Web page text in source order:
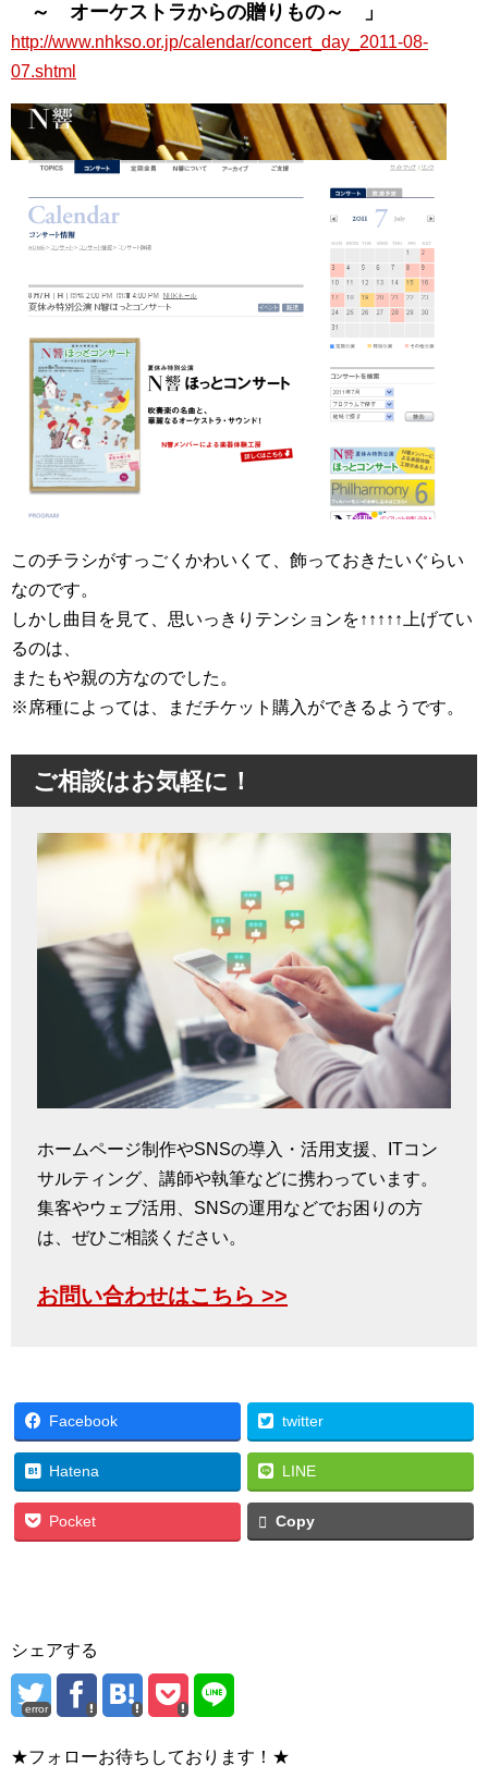
～ オーケストラからの贈りもの～ 」
http://www.nhkso.or.jp/calendar/concert_day_2011-08-
07.shtml
このチラシがすっごくかわいくて、飾っておきたいぐらい
なのです。
しかし曲目を見て、思いっきりテンションを↑↑↑↑↑上げてい
るのは、
またもや親の方なのでした。
※席種によっては、まだチケット購入ができるようです。
ご相談はお気軽に！
ホームページ制作やSNSの導入・活用支援、ITコン
サルティング、講師や執筆などに携わっています。
集客やウェブ活用、SNSの運用などでお困りの方
は、ぜひご相談ください。
お問い合わせはこちら >>
Facebook twitter
Hatena LINE
Pocket Copy
シェアする
error
★フォローお待ちしております！★